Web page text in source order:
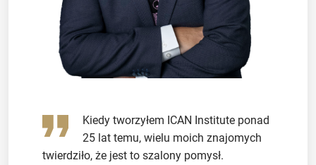
Kiedy tworzyłem ICAN Institute ponad
25 lat temu, wielu moich znajomych
twierdziło, że jest to szalony pomysł.